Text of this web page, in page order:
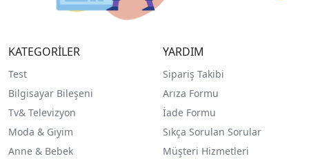
KATEGORİLER
Test
Bilgisayar Bileşeni
Tv& Televizyon
Moda & Giyim
Anne & Bebek
YARDIM
Sipariş Takibi
Arıza Formu
İade Formu
Sıkça Sorulan Sorular
Müşteri Hizmetleri